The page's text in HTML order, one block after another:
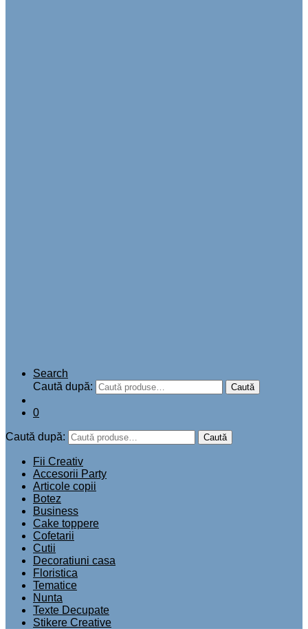
Search
Caută după:
Caută
0
Caută după: Caută
Fii Creativ
Accesorii Party
Articole copii
Botez
Business
Cake toppere
Cofetarii
Cutii
Decoratiuni casa
Floristica
Tematice
Nunta
Texte Decupate
Stikere Creative